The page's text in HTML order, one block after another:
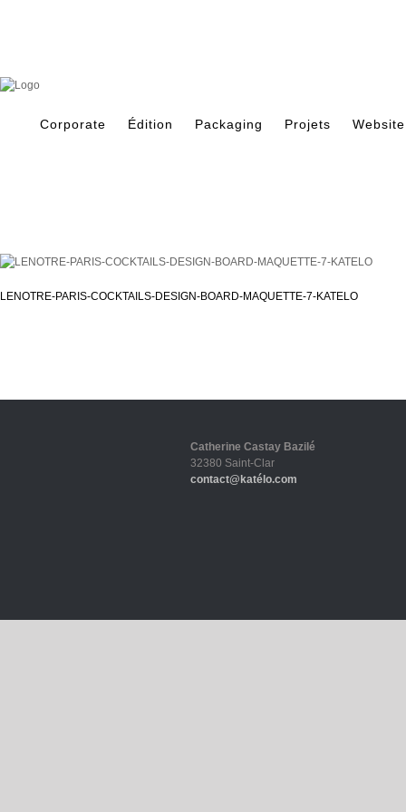
Corporate Édition Packaging Projets Website
LENOTRE-PARIS-COCKTAILS-DESIGN-BOARD-MAQUETTE-7-KATELO
Catherine Castay Bazilé
32380 Saint-Clar
contact@katélo.com